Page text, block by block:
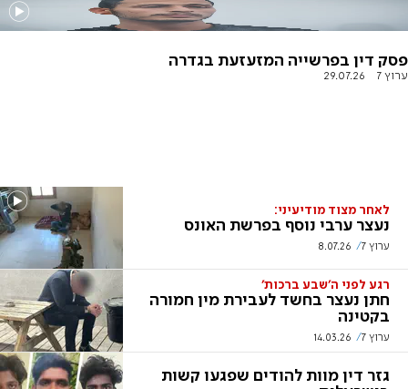
פסק דין בפרשייה המזעזעת בגדרה
ערוץ 7 29.07.26
לאחר מצוד מודיעיני:
נעצר ערבי נוסף בפרשת האונס
ערוץ 7 8.07.26
רגע לפני ה'שבע ברכות'
חתן נעצר בחשד לעבירת מין חמורה
בקטינה
ערוץ 7 14.03.26
גזר דין מוות להודים שפגעו קשות